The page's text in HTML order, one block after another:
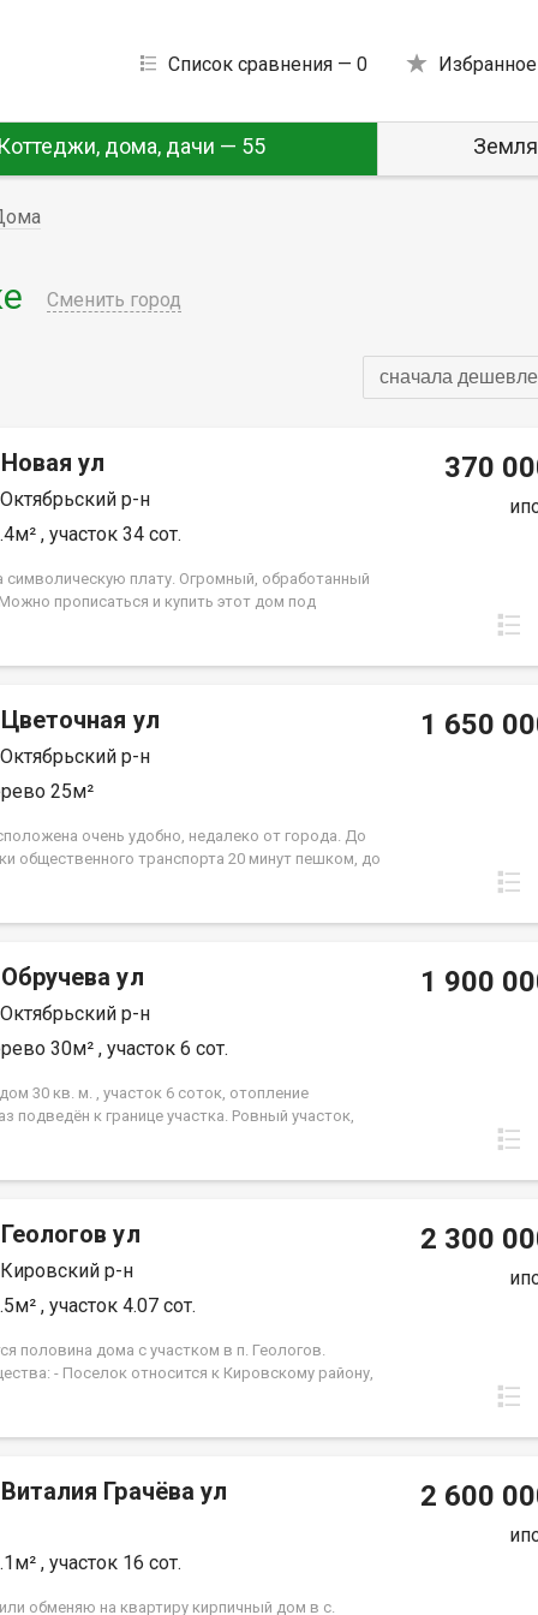
Список сравнения — 0
Коттеджи, дома, дачи — 55
Сменить город
сначала дешевле
ул
р-н
, участок 34 сот.
символическую плату. Огромный, обработанный
прописаться и купить этот дом под
370
ул
р-н
25м²
очень удобно, недалеко от города. До
общественного транспорта 20 минут пешком, до
поливочная вода, электричество в доме.
облепиха, жимолость, яблоко, груша, абрикос,
В цветнике почти 30 кустов роз. И, конечно,
дачи -голубая ель. Она дает прохладу в жаркий
При звонке, пожалуйста, сообщите номер
- JV008070103159
1 650
ул
р-н
30м² , участок 6 сот.
30 кв. м. , участок 6 соток, отопление
подведён к границе участка. Ровный участок,
- JV008070104493
1 900
ул
р-н
, участок 4.07 сот.
половина дома с участком в п. Геологов.
- Поселок относится к Кировскому району,
газифицирован( газ по границе участка) - Всё
(в поселок заходит рейсовый автобус №32,
остановка маршрута №119, в 10 минутах ходьбы
маршрута №2) О доме - Расположение: п.
ул. Геологов д.23 - Площадь: 21,5 м². -
комната, кухня. - Ремонт: требует ремонта -
помещения: холодная веранда, туалет на
2 300
Грачёва ул
, участок 16 сот.
обменяю на квартиру кирпичный дом в с.
2 600